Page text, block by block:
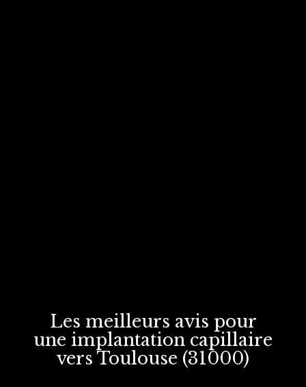
Les meilleurs avis pour
une implantation capillaire
vers Toulouse (31000)